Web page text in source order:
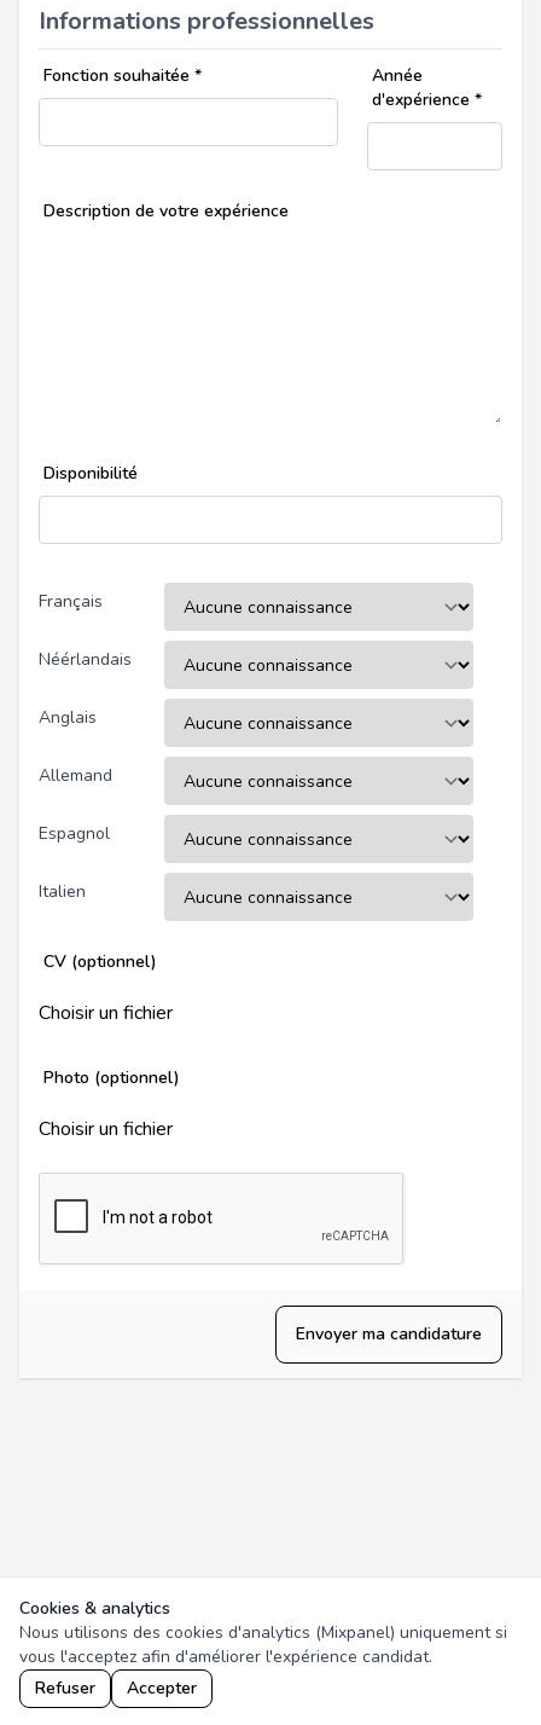
Informations professionnelles
Fonction souhaitée *
Année
d'expérience *
Description de votre expérience
Disponibilité
Français
Néérlandais
Anglais
Allemand
Espagnol
Italien
CV (optionnel)
Choisir un fichier
Photo (optionnel)
Choisir un fichier
Envoyer ma candidature
Cookies & analytics
Nous utilisons des cookies d'analytics (Mixpanel) uniquement si
vous l'acceptez afin d'améliorer l'expérience candidat.
Refuser
Accepter